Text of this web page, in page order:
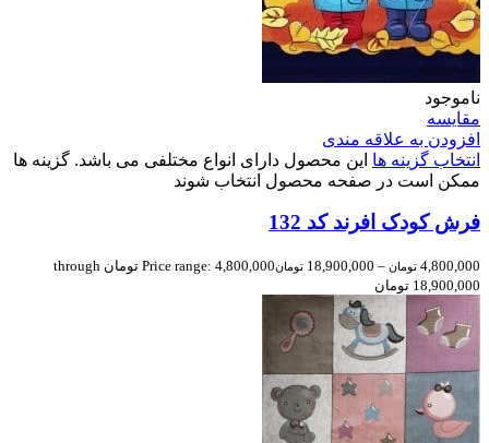
ناموجود
مقایسه
افزودن به علاقه مندی
انتخاب گزینه ها این محصول دارای انواع مختلفی می باشد. گزینه ها
ممکن است در صفحه محصول انتخاب شوند
فرش کودک افرند کد 132
4,800,000 تومان –
18,900,000 تومان
Price range: 4,800,000 تومان through
18,900,000 تومان